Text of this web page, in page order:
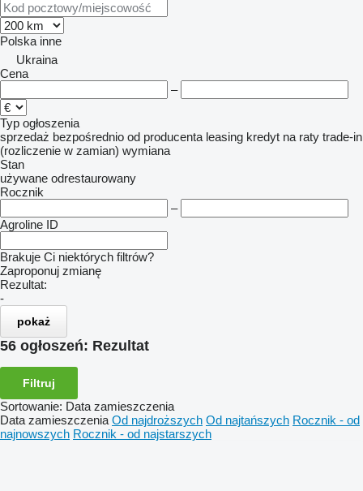
Polska inne
Ukraina
Cena
–
Typ ogłoszenia
sprzedaż bezpośrednio od producenta leasing kredyt na raty trade-in
(rozliczenie w zamian) wymiana
Stan
używane odrestaurowany
Rocznik
–
Agroline ID
Brakuje Ci niektórych filtrów?
Zaproponuj zmianę
Rezultat:
-
pokaż
56 ogłoszeń: Rezultat
Filtruj
Sortowanie: Data zamieszczenia
Data zamieszczenia Od najdroższych Od najtańszych Rocznik - od
najnowszych Rocznik - od najstarszych